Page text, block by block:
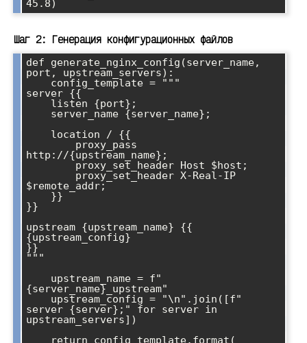
Шаг 2: Генерация конфигурационных файлов
def generate_nginx_config(server_name,
port, upstream_servers):
server {{
http://{upstream_name};
$remote_addr;
}}
upstream {upstream_name} {{
{upstream_config}
}}
"""
{server_name}_upstream"
server {server};" for server in
upstream_servers])